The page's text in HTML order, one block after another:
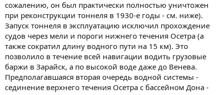
сожалению, он был практически полностью уничтожен
при реконструкции тоннеля в 1930-е годы - см. ниже).
Запуск тоннеля в эксплуатацию исключил прохождение
судов через мели и пороги нижнего течения Осетра (а
также сократил длину водного пути на 15 км). Это
позволило в течение всей навигации водить грузовые
баржи в Зарайск, а по высокой воде даже до Венева.
Предполагавшаяся вторая очередь водной системы -
сединение верхнего течения Осетра с бассейном Дона -